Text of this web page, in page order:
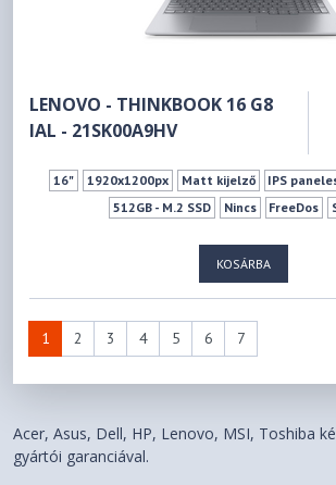
LENOVO - THINKBOOK 16 G8
IAL - 21SK00A9HV
16" 1920x1200px Matt kijelző IPS
512GB - M.2 SSD
Nincs FreeDos
KOSÁRBA
1 2 3 4 5 6 7
Acer, Asus, Dell, HP, Lenovo, MSI, Toshiba
gyártói garanciával.